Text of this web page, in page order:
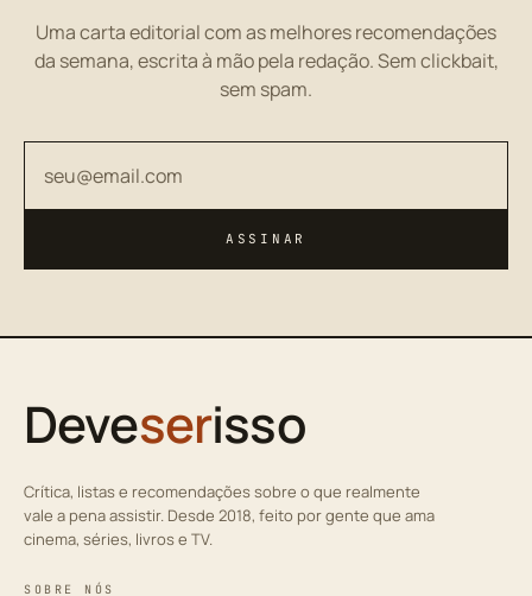
Uma carta editorial com as melhores recomendações
da semana, escrita à mão pela redação. Sem clickbait,
sem spam.
ASSINAR
Deveserisso
Crítica, listas e recomendações sobre o que realmente
vale a pena assistir. Desde 2018, feito por gente que ama
cinema, séries, livros e TV.
SOBRE NÓS